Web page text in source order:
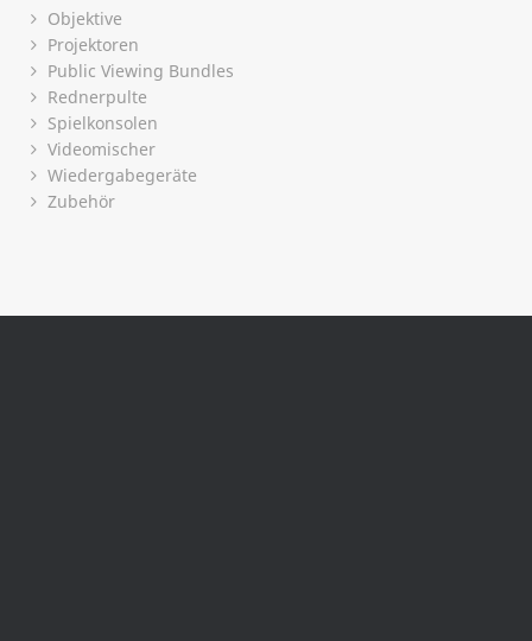
Objektive
Projektoren
Public Viewing Bundles
Rednerpulte
Spielkonsolen
Videomischer
Wiedergabegeräte
Zubehör